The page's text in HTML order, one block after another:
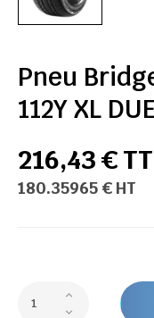
Pneu
112Y XL
216,43 €
180.35965 € HT